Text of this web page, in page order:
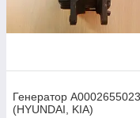
Генератор A0002655023
(HYUNDAI, KIA)